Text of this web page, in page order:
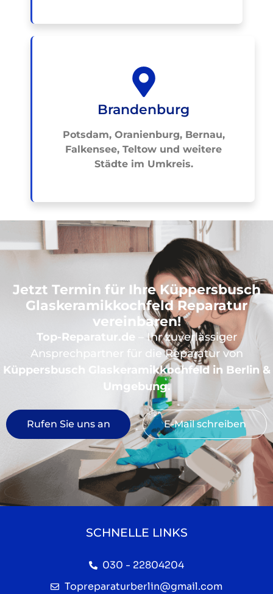
Brandenburg
Potsdam, Oranienburg, Bernau,
Falkensee, Teltow und weitere
Städte im Umkreis.
Jetzt Termin für Ihre Küppersbusch
Glaskeramikkochfeld Reparatur
vereinbaren!
Top-Reparatur.de – Ihr zuverlässiger
Ansprechpartner für die Reparatur von
Küppersbusch Glaskeramikkochfeld in Berlin &
Umgebung.
Rufen Sie uns an E-Mail schreiben
SCHNELLE LINKS
030 - 22804204
Topreparaturberlin@gmail.com